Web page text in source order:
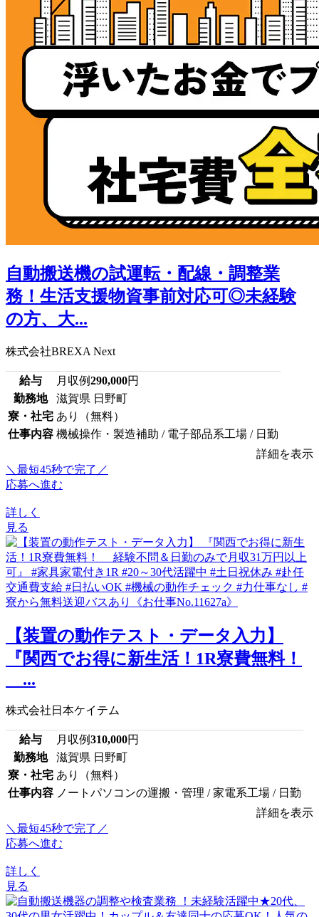
自動搬送機の試運転・配線・調整業
務！生活支援物資事前対応可◎未経験
の方、大...
株式会社BREXA Next
給与 月収例290,000円
勤務地
滋賀県 日野町
寮・社宅 あり（無料）
仕事内容 機械操作・製造補助 / 電子部品系工場 / 日勤
詳細を表示
＼最短45秒で完了／
応募へ進む
詳しく
見る
【装置の動作テスト・データ入力】
『関西でお得に新生活！1R寮費無料！
...
株式会社日本ケイテム
給与 月収例310,000円
勤務地
滋賀県 日野町
寮・社宅 あり（無料）
仕事内容 ノートパソコンの運搬・管理 / 家電系工場 / 日勤
詳細を表示
＼最短45秒で完了／
応募へ進む
詳しく
見る